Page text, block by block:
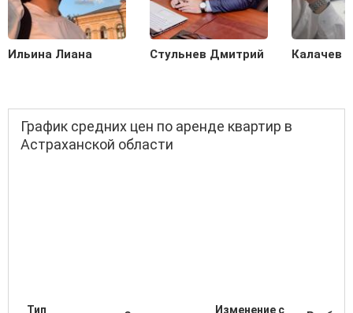
Ильина Лиана Стульнев Дмитрий Калачев
График средних цен по аренде квартир в
Астраханской области
Тип
Изменение с